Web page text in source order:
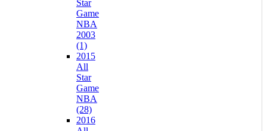
Star
Game
NBA
2003
(1)
2015
All
Star
Game
NBA
(28)
2016